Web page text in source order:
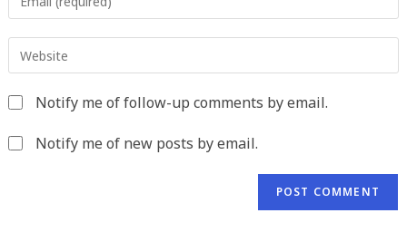
username
to
comment
your
address
to
comment
your
URL
Notify me of follow-up comments by email.
Notify me of new posts by email.